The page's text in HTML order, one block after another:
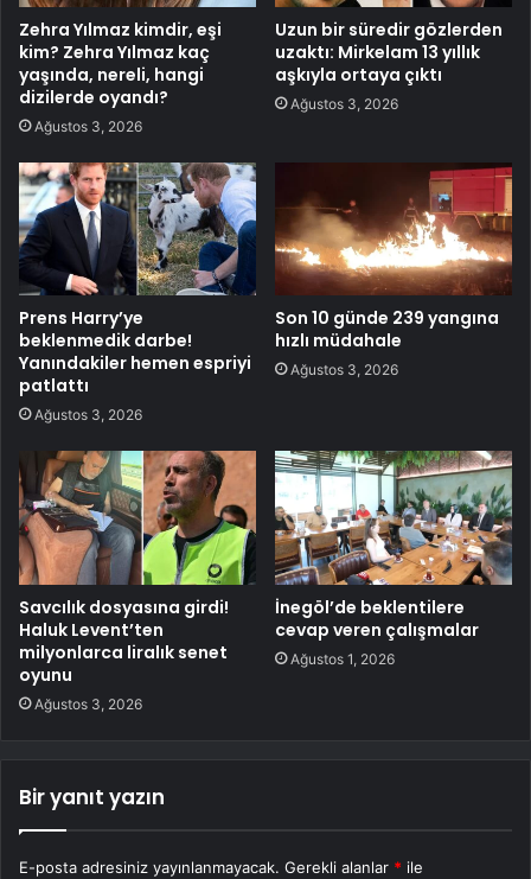
Zehra Yılmaz kimdir, eşi
kim? Zehra Yılmaz kaç
yaşında, nereli, hangi
dizilerde oyandı?
Ağustos 3, 2026
Uzun bir süredir gözlerden
uzaktı: Mirkelam 13 yıllık
aşkıyla ortaya çıktı
Ağustos 3, 2026
Prens Harry’ye
beklenmedik darbe!
Yanındakiler hemen espriyi
patlattı
Ağustos 3, 2026
Son 10 günde 239 yangına
hızlı müdahale
Ağustos 3, 2026
Savcılık dosyasına girdi!
Haluk Levent’ten
milyonlarca liralık senet
oyunu
Ağustos 3, 2026
İnegöl’de beklentilere
cevap veren çalışmalar
Ağustos 1, 2026
Bir yanıt yazın
E-posta adresiniz yayınlanmayacak. Gerekli alanlar * ile